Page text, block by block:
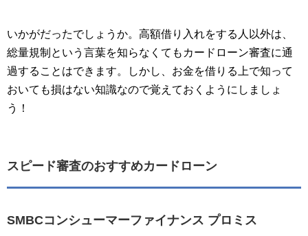
いかがだったでしょうか。高額借り入れをする人以外は、
総量規制という言葉を知らなくてもカードローン審査に通
過することはできます。しかし、お金を借りる上で知って
おいても損はない知識なので覚えておくようにしましょ
う！
スピード審査のおすすめカードローン
SMBCコンシューマーファイナンス プロミス